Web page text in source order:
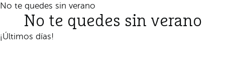
No te quedes sin verano
No te quedes sin verano
¡Últimos días!